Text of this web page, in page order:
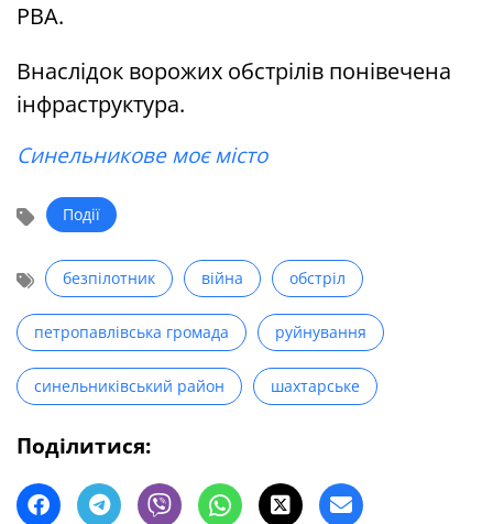
РВА.
Внаслідок ворожих обстрілів понівечена
інфраструктура.
Синельникове моє місто
Події
безпілотник війна обстріл
петропавлівська громада руйнування
синельниківський район шахтарське
Поділитися: